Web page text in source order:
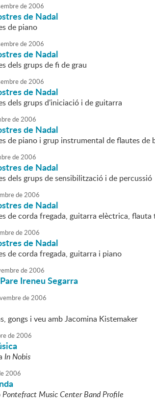
de2006
de Nadal
de piano
de2006
de Nadal
dels grups de fi de grau
de2006
de Nadal
dels grups d'iniciació i de guitarra
de2006
de Nadal
de piano i grup instrumental de flautes de
de2006
de Nadal
dels grups de sensibilització i de percussió
de2006
de Nadal
de corda fregada, guitarra elèctrica, flauta
de2006
de Nadal
de corda fregada, guitarra i piano
de2006
Ireneu Segarra
de2006
gongs i veu amb Jacomina Kistemaker
de2006
In Nobis
2006
Pontefract Music Center Band Profile